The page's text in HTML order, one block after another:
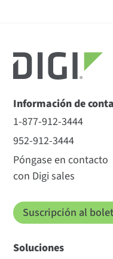
Información de
1-877-912-3444
952-912-3444
Póngase en contacto
con Digi sales
Suscripción al
Soluciones